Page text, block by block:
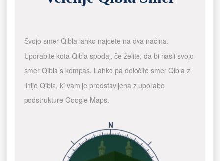
Svojo smer Qibla lahko najdete na dva načina.
Uporabite kota Qibla spodaj, če želite, da bi našli svojo
smer Qibla s kompas. Lahko pa določite smer Qibla z
linijo Qibla, ki vam je predstavljena z uporabo
podstrukture Google Maps.